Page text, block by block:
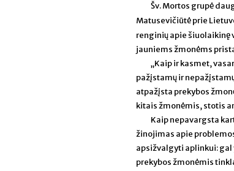
Šv. Mortos grupė
Matusevičiūtė prie
renginių apie šiuolaikinę
jauniems žmonėms
„Kaip ir kasmet,
pažįstamų ir
atpažįsta prekybos
kitais žmonėmis, stotis
Kaip nepavargsta
žinojimas apie
apsižvalgyti aplinkui: gal
prekybos žmonėmis